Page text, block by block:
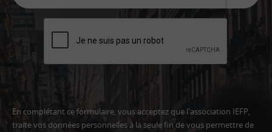
En complétant ce formulaire, vous acceptez que l'association IEFP,
traite vos données personnelles à la seule fin de vous permettre de